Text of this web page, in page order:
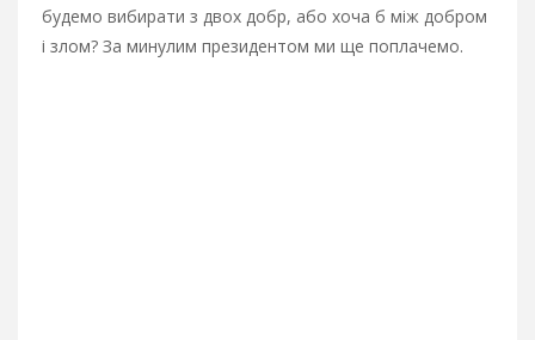
будемо вибирати з двох добр, або хоча б між добром
і злом? За минулим президентом ми ще поплачемо.